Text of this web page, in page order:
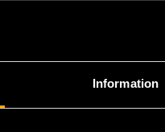
Information